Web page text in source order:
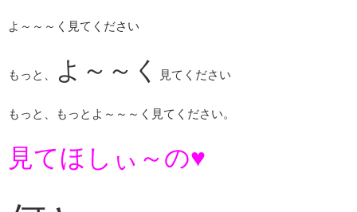
よ～～～く見てください
もっと、 よ～～く 見てください
もっと、もっとよ～～～く見てください。
見てほしぃ～の♥